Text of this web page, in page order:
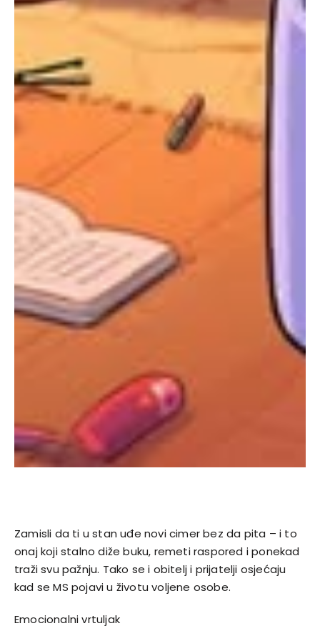
Zamisli da ti u stan uđe novi cimer bez da pita – i to
onaj koji stalno diže buku, remeti raspored i ponekad
traži svu pažnju. Tako se i obitelj i prijatelji osjećaju
kad se MS pojavi u životu voljene osobe.
Emocionalni vrtuljak